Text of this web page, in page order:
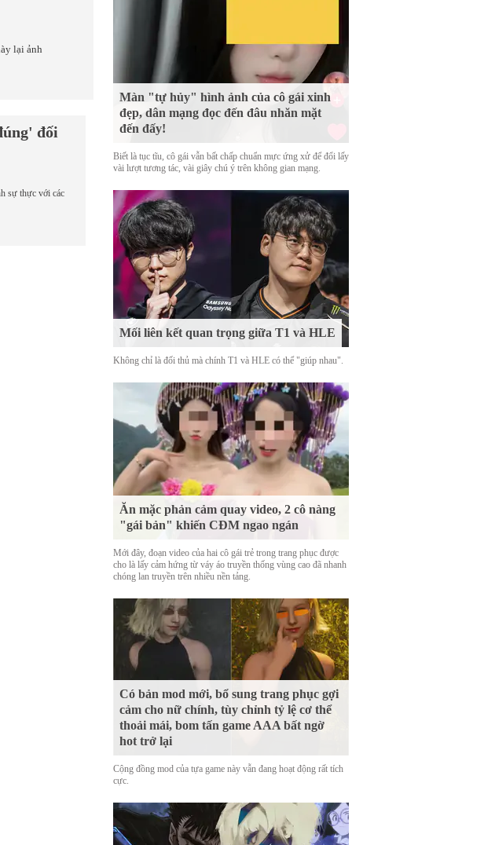
lại ảnh
đối
sự thực với các
Màn "tự hủy" hình ảnh của cô gái xinh
đẹp, dân mạng đọc đến đâu nhăn mặt
đến đấy!
Biết là tục tĩu, cô gái vẫn bất chấp chuẩn mực ứng xử để đổi lấy
vài lượt tương tác, vài giây chú ý trên không gian mạng.
Mối liên kết quan trọng giữa T1 và HLE
Không chỉ là đối thủ mà chính T1 và HLE có thể "giúp nhau".
Ăn mặc phản cảm quay video, 2 cô nàng
"gái bản" khiến CĐM ngao ngán
Mới đây, đoạn video của hai cô gái trẻ trong trang phục được
cho là lấy cảm hứng từ váy áo truyền thống vùng cao đã nhanh
chóng lan truyền trên nhiều nền tảng.
Có bản mod mới, bổ sung trang phục gợi
cảm cho nữ chính, tùy chỉnh tỷ lệ cơ thể
thoải mái, bom tấn game AAA bất ngờ
hot trở lại
Cộng đồng mod của tựa game này vẫn đang hoạt động rất tích
cực.